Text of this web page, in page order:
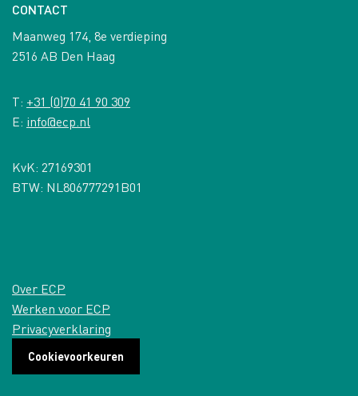
CONTACT
Maanweg 174, 8e verdieping
2516 AB Den Haag
T: +31 (0)70 41 90 309
E: info@ecp.nl
KvK: 27169301
BTW: NL806777291B01
Over ECP
Werken voor ECP
Privacyverklaring
Cookievoorkeuren